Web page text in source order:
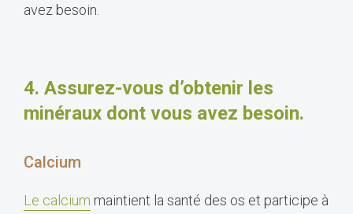
avez besoin.
4. Assurez-vous d’obtenir les
minéraux dont vous avez besoin.
Calcium
Le calcium maintient la santé des os et participe à